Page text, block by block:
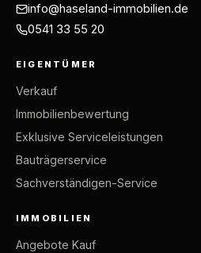
info@haseland-immobilien.de
0541 33 55 20
EIGENTÜMER
Verkauf
Immobilienbewertung
Exklusive Serviceleistungen
Bauträgerservice
Sachverständigen-Service
IMMOBILIEN
Angebote Kauf